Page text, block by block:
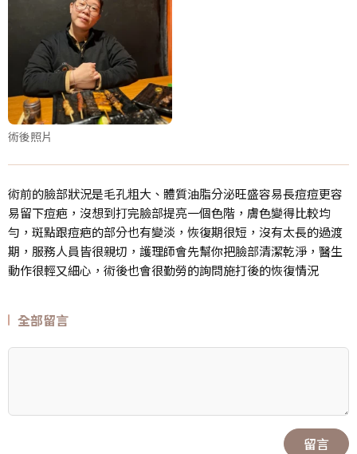
術後照片
術前的臉部狀況是毛孔粗大、體質油脂分泌旺盛容易長痘痘更容
易留下痘疤，沒想到打完臉部提亮一個色階，膚色變得比較均
勻，斑點跟痘疤的部分也有變淡，恢復期很短，沒有太長的過渡
期，服務人員皆很親切，護理師會先幫你把臉部清潔乾淨，醫生
動作很輕又細心，術後也會很勤勞的詢問施打後的恢復情況
全部留言
留言